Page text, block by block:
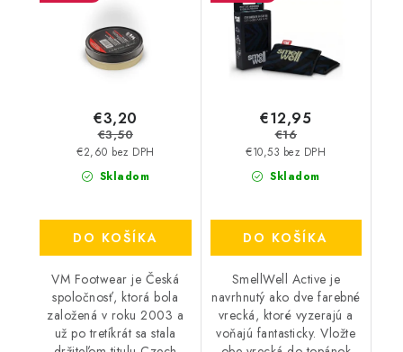
Skladom
€2,60 bez DPH
€3,20
€3,50
DO KOŠÍKA
VM Footwear je Česká
spoločnosť, ktorá bola
založená v roku 2003 a
už po tretíkrát sa stala
Skladom
€10,53 bez DPH
€12,95
€16
DO KOŠÍKA
SmellWell Active je
navrhnutý ako dve farebné
vrecká, ktoré vyzerajú a
voňajú fantasticky. Vložte